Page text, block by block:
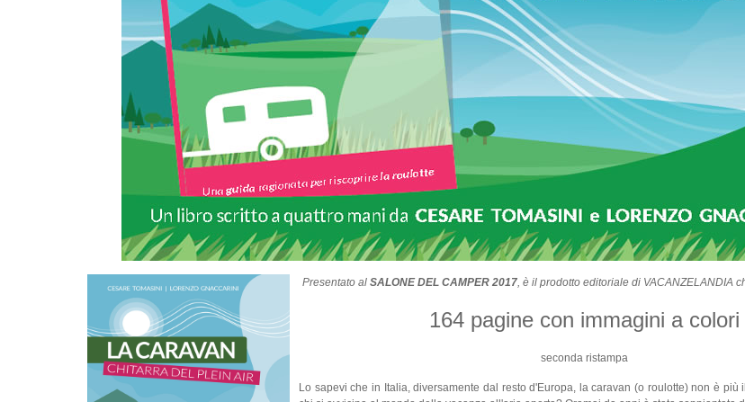
Presentato alSALONE DEL CAMPER 2017, è il prodotto editoriale di VACANZELANDIA
164 pagine con immagini a colori
seconda ristampa
Lo sapevi che in Italia, diversamente dal resto d'Europa, la caravan (o roulotte) non è più